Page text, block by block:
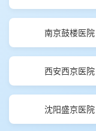
南京鼓楼医院
西安西京医院
沈阳盛京医院